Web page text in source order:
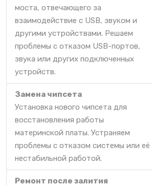
моста, отвечающего за
взаимодействие с USB, звуком и
другими устройствами. Решаем
проблемы с отказом USB-портов,
звука или других подключенных
устройств.
Замена чипсета
Установка нового чипсета для
восстановления работы
материнской платы. Устраняем
проблемы с отказом системы или её
нестабильной работой.
Ремонт после залития